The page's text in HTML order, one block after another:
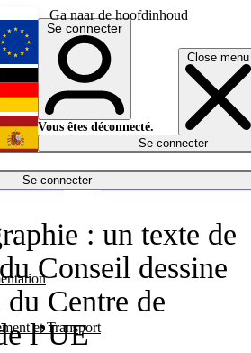
Ga naar de hoofdinhoud
Close menu
Se connecter
et Transport
Économie
English
Deutsch
Español
Se connecter
Vous êtes déconnecté.
Se connecter
: un texte de
Conseil dessine
Centre de
l’UE